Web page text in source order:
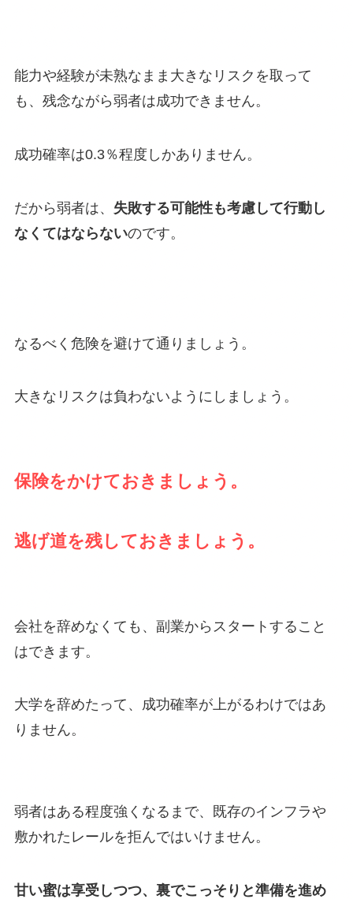
能力や経験が未熟なまま大きなリスクを取って
も、残念ながら弱者は成功できません。
成功確率は0.3％程度しかありません。
だから弱者は、 失敗する可能性も考慮して行動し
なくてはならないのです。
なるべく危険を避けて通りましょう。
大きなリスクは負わないようにしましょう。
保険をかけておきましょう。
逃げ道を残しておきましょう。
会社を辞めなくても、副業からスタートすること
はできます。
大学を辞めたって、成功確率が上がるわけではあ
りません。
弱者はある程度強くなるまで、既存のインフラや
敷かれたレールを拒んではいけません。
甘い蜜は享受しつつ、裏でこっそりと準備を進め